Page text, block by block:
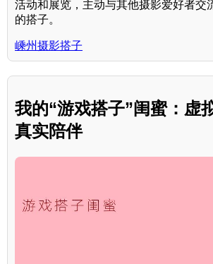
活动和展览，主动与其他摄影爱好者交
的搭子。
嵊州摄影搭子
我的“游戏搭子”闺蜜：虚
真实陪伴